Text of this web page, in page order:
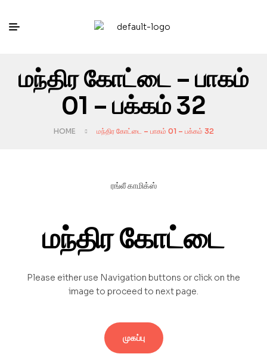
மந்திர கோட்டை – பாகம்
01 – பக்கம் 32
HOME மந்திர கோட்டை – பாகம் 01 – பக்கம் 32
ரங்லீ காமிக்ஸ்
மந்திர கோட்டை
Please either use Navigation buttons or click on the
image to proceed to next page.
முகப்பு